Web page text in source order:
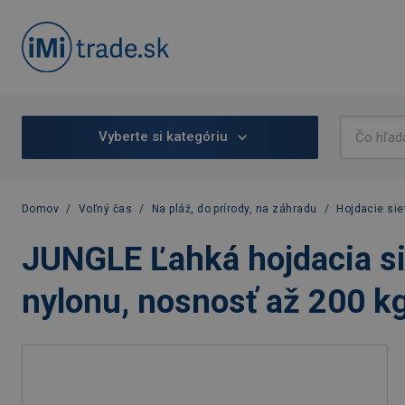
Vyberte si kategóriu
Domov / Voľný čas / Na pláž, do prírody, na záhradu / Hojdacie
JUNGLE Ľahká hojdacia
nylonu, nosnosť až 200